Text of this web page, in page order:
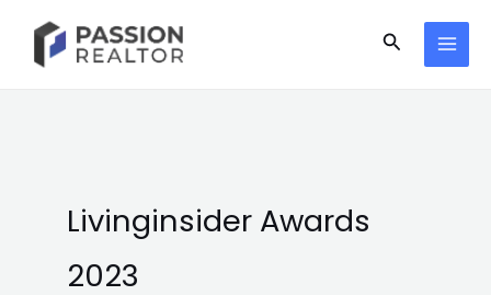
content
Search
Livinginsider Awards
2023